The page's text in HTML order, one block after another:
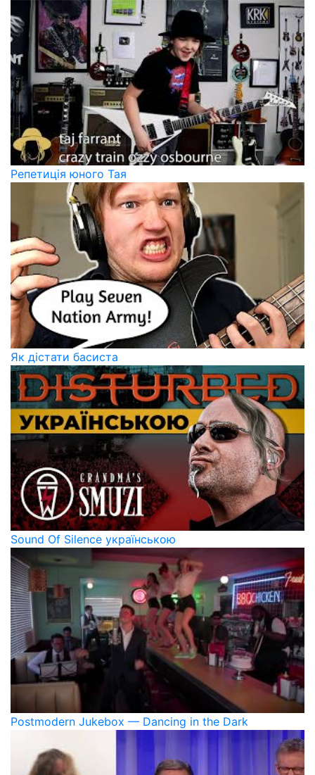
Репетиція юного Тая
Як дістати басиста
Sound Of Silence українською
Postmodern Jukebox — Dancing in the Dark